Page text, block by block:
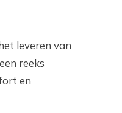
leveren van
reeks
en